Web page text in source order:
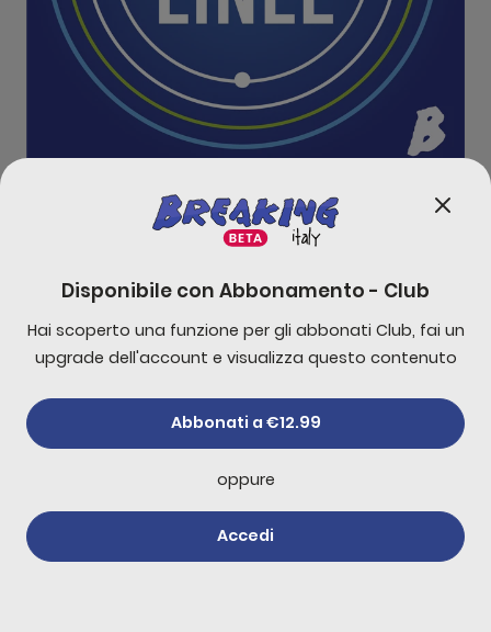
Non date soldi ai comunisti come il cibo ai
-10 s +30s
Disponibile con Abbonamento - Club
Hai scoperto una funzione per gli abbonati Club, fai un
upgrade dell'account e visualizza questo contenuto
Abbonati a €12.99
oppure
Accedi